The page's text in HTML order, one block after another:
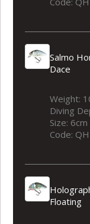
Salmo
Dace
Weight:
Diving
Size:
Code:
Floating